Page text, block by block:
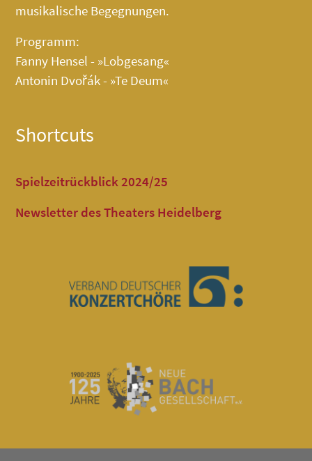
musikalische Begegnungen.
Programm:
Fanny Hensel - »Lobgesang«
Antonin Dvořák - »Te Deum«
Shortcuts
Spielzeitrückblick 2024/25
Newsletter des Theaters Heidelberg